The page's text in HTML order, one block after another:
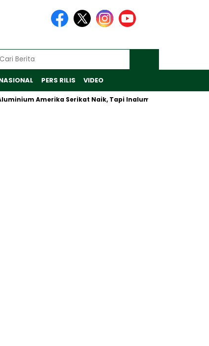
PERS RILIS VIDEO
Amerika Serikat Naik, Tapi Inalum Fokus Antisipasi Pasar